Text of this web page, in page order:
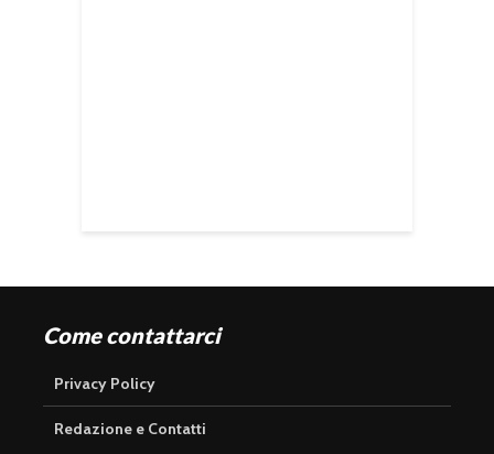
Come contattarci
Privacy Policy
Redazione e Contatti